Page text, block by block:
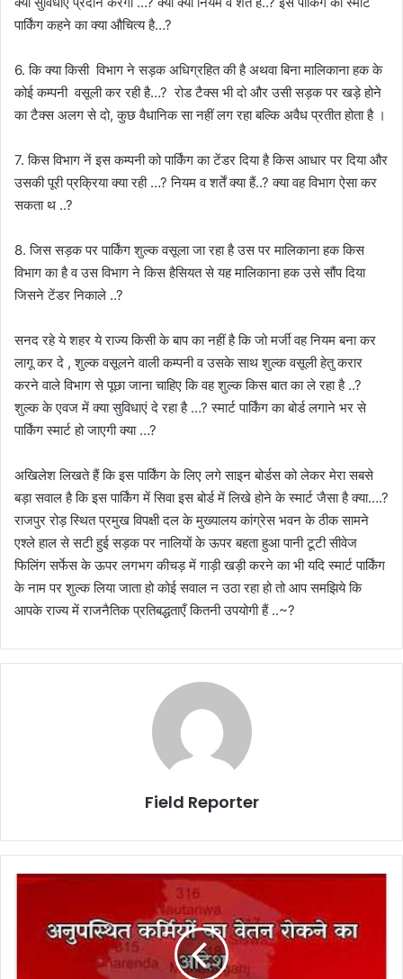
पार्किंग कहने का क्या औचित्य है…?
6. कि क्या किसी विभाग ने सड़क अधिग्रहित की है अथवा बिना मालिकाना हक के
कोई कम्पनी वसूली कर रही है…? रोड टैक्स भी दो और उसी सड़क पर खड़े होने
का टैक्स अलग से दो, कुछ वैधानिक सा नहीं लग रहा बल्कि अवैध प्रतीत होता है ।
7. किस विभाग नें इस कम्पनी को पार्किंग का टेंडर दिया है किस आधार पर दिया और
उसकी पूरी प्रक्रिया क्या रही …? नियम व शर्तें क्या हैं..? क्या वह विभाग ऐसा कर
सकता थ ..?
8. जिस सड़क पर पार्किंग शुल्क वसूला जा रहा है उस पर मालिकाना हक किस
विभाग का है व उस विभाग ने किस हैसियत से यह मालिकाना हक उसे सौंप दिया
जिसने टेंडर निकाले ..?
सनद रहे ये शहर ये राज्य किसी के बाप का नहीं है कि जो मर्जी वह नियम बना कर
लागू कर दे , शुल्क वसूलने वाली कम्पनी व उसके साथ शुल्क वसूली हेतु करार
करने वाले विभाग से पूछा जाना चाहिए कि वह शुल्क किस बात का ले रहा है ..?
शुल्क के एवज में क्या सुविधाएं दे रहा है …? स्मार्ट पार्किंग का बोर्ड लगाने भर से
पार्किंग स्मार्ट हो जाएगी क्या …?
अखिलेश लिखते हैं कि इस पार्किंग के लिए लगे साइन बोर्डस को लेकर मेरा सबसे
बड़ा सवाल है कि इस पार्किंग में सिवा इस बोर्ड में लिखे होने के स्मार्ट जैसा है क्या….?
राजपुर रोड़ स्थित प्रमुख विपक्षी दल के मुख्यालय कांग्रेस भवन के ठीक सामने
एश्ले हाल से सटी हुई सड़क पर नालियों के ऊपर बहता हुआ पानी टूटी सीवेज
फिलिंग सर्फेस के ऊपर लगभग कीचड़ में गाड़ी खड़ी करने का भी यदि स्मार्ट पार्किंग
के नाम पर शुल्क लिया जाता हो कोई सवाल न उठा रहा हो तो आप समझिये कि
आपके राज्य में राजनैतिक प्रतिबद्धताएँ कितनी उपयोगी हैं ..~?
Field Reporter
खाली